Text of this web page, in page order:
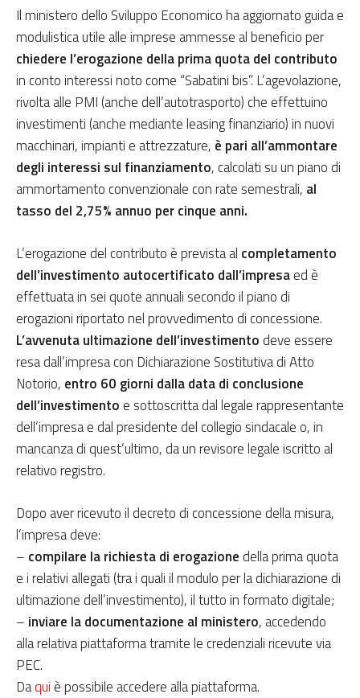
Il ministero dello Sviluppo Economico ha aggiornato guida e
modulistica utile alle imprese ammesse al beneficio per
chiedere l’erogazione della prima quota del contributo
in conto interessi noto come “Sabatini bis”. L’agevolazione,
rivolta alle PMI (anche dell’autotrasporto) che effettuino
investimenti (anche mediante leasing finanziario) in nuovi
macchinari, impianti e attrezzature, è pari all’ammontare
degli interessi sul finanziamento, calcolati su un piano di
ammortamento convenzionale con rate semestrali, al
tasso del 2,75% annuo per cinque anni.
L’erogazione del contributo è prevista al completamento
dell’investimento autocertificato dall’impresaed è
effettuata in sei quote annuali secondo il piano di
erogazioni riportato nel provvedimento di concessione.
L’avvenuta ultimazione dell’investimento deve essere
resa dall’impresa con Dichiarazione Sostitutiva di Atto
Notorio, entro 60 giorni dalla data di conclusione
dell’investimento e sottoscritta dal legale rappresentante
dell’impresa e dal presidente del collegio sindacale o, in
mancanza di quest’ultimo, da un revisore legale iscritto al
relativo registro.
Dopo aver ricevuto il decreto di concessione della misura,
l’impresa deve:
– compilare la richiesta di erogazione della prima quota
e i relativi allegati (tra i quali il modulo per la dichiarazione di
ultimazione dell’investimento), il tutto in formato digitale;
– inviare la documentazione al ministero, accedendo
alla relativa piattaforma tramite le credenziali ricevute via
PEC.
Daqui è possibile accedere alla piattaforma.